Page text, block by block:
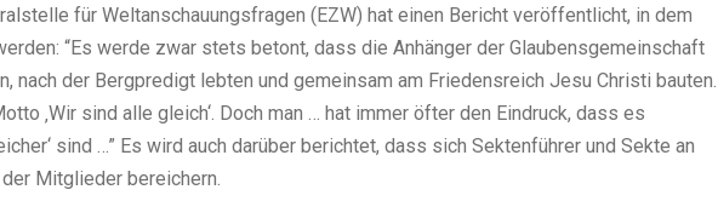
für Weltanschauungsfragen (EZW) hat einen Bericht ver­öf­fent­licht, in dem
“Es werde zwar stets betont, dass die Anhänger der Glaubensgemeinschaft
nach der Bergpredigt leb­ten und gemein­sam am Friedensreich Jesu Christi bau­ten.
‚Wir sind alle gleich‘. Doch man … hat immer öfter den Eindruck, dass es
sind …” Es wird auch dar­über berich­tet, dass sich Sektenführer und Sekte an
Mitglieder berei­chern.